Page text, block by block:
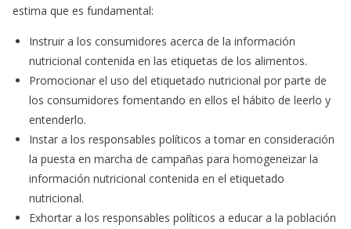
estima que es fundamental:
Instruir a los consumidores acerca de la información
nutricional contenida en las etiquetas de los alimentos.
Promocionar el uso del etiquetado nutricional por parte de
los consumidores fomentando en ellos el hábito de leerlo y
entenderlo.
Instar a los responsables políticos a tomar en consideración
la puesta en marcha de campañas para homogeneizar la
información nutricional contenida en el etiquetado
nutricional.
Exhortar a los responsables políticos a educar a la población